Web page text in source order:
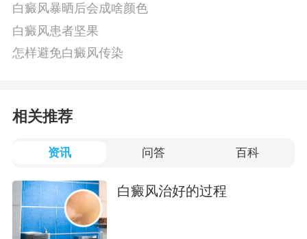
白癜风暴晒后会成啥颜色
白癜风患者坚果
怎样避免白癜风传染
相关推荐
资讯 问答 百科
白癜风治好的过程